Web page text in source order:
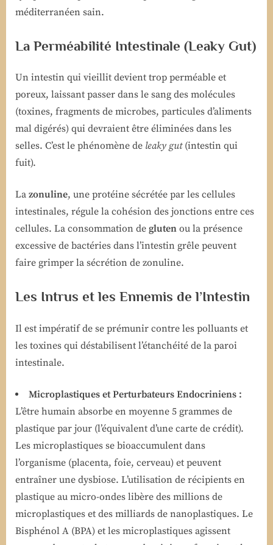
méditerranéen sain.
La Perméabilité Intestinale (Leaky Gut)
Un intestin qui vieillit devient trop perméable et
poreux, laissant passer dans le sang des molécules
(toxines, fragments de microbes, particules d’aliments
mal digérés) qui devraient être éliminées dans les
selles. C’est le phénomène de leaky gut(intestin qui
fuit).
La zonuline, une protéine sécrétée par les cellules
intestinales, régule la cohésion des jonctions entre ces
cellules. La consommation de gluten ou la présence
excessive de bactéries dans l’intestin grêle peuvent
faire grimper la sécrétion de zonuline.
Les Intrus et les Ennemis de l’Intestin
Il est impératif de se prémunir contre les polluants et
les toxines qui déstabilisent l’étanchéité de la paroi
intestinale.
Microplastiques et Perturbateurs Endocriniens :
L’être humain absorbe en moyenne 5 grammes de
plastique par jour (l’équivalent d’une carte de crédit).
Les microplastiques se bioaccumulent dans
l’organisme (placenta, foie, cerveau) et peuvent
entraîner une dysbiose. L’utilisation de récipients en
plastique au micro-ondes libère des millions de
microplastiques et des milliards de nanoplastiques. Le
Bisphénol A (BPA) et les microplastiques agissent